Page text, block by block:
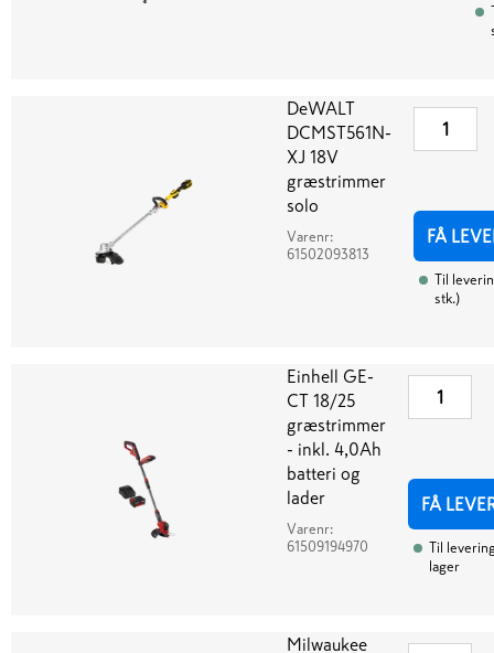
DeWALT
DCMST561N-
XJ 18V
græstrimmer
solo
Varenr:
61502093813
FÅ
Til
stk.)
Einhell GE-
CT 18/25
græstrimmer
- inkl. 4,0Ah
batteri og
lader
Varenr:
61509194970
FÅ
Til
lager
Milwaukee